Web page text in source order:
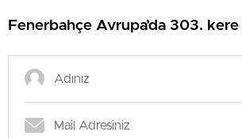
Fenerbahçe Avrupa’da 303.